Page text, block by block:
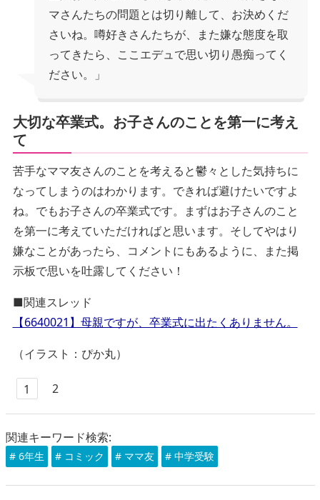
マさんたちの問題とは切り離して、お決めくだ
さいね。噂好きさんたちが、また嫌な態度を取
ってきたら、ここエデュで思い切り愚痴ってく
ださい。」
大切な卒業式。お子さんのことを第一に考え
て
苦手なママ友さんのことを考えると鬱々とした気持ちに
なってしまうのはわかります。できれば避けたいですよ
ね。でもお子さんの卒業式です。まずはお子さんのこと
を第一に考えていただければと思います。そしてやはり
嫌なことがあったら、コメントにもあるように、また掲
示板で思いを吐露してください！
■関連スレッド
【6640021】母親ですが、卒業式に出たくありません。
（イラスト：ぴか丸）
1 2
関連キーワード検索:
# 6年生 # コミック # ママ友 # 中学受験